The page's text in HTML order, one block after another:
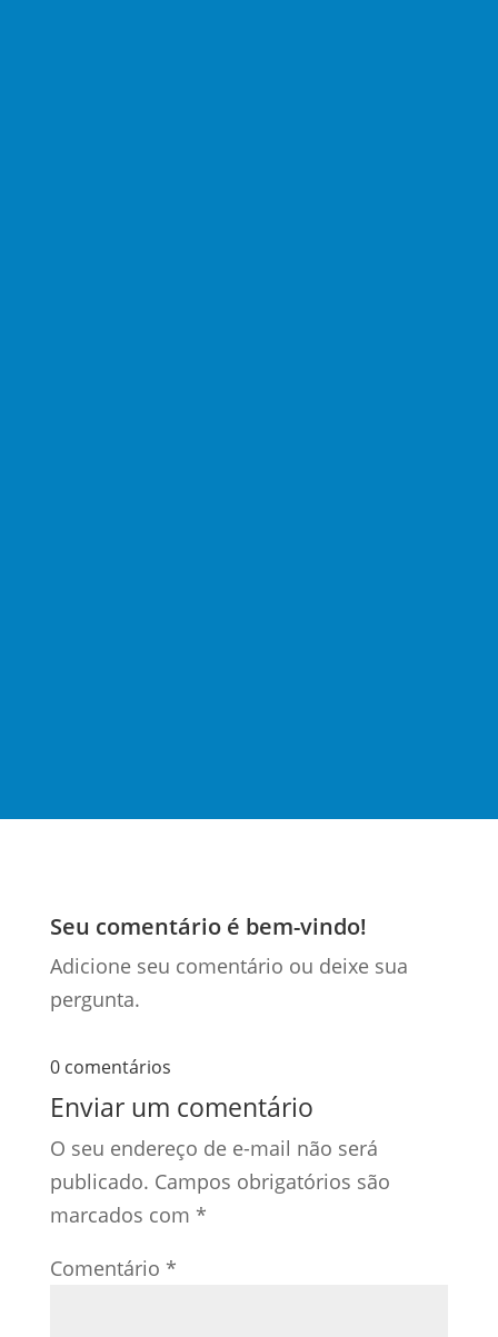
Seu comentário é bem-vindo!
Adicione seu comentário ou deixe sua
pergunta.
0 comentários
Enviar um comentário
O seu endereço de e-mail não será
publicado. Campos obrigatórios são
marcados com *
Comentário *